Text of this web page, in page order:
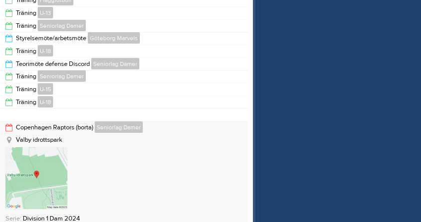
Träning U-13
Träning Seniorlag Damer
Styrelsemöte/arbetsmöte Göteborg Marvels
Träning U-18
Teorimöte defense Discord Seniorlag Damer
Träning Seniorlag Damer
Träning U-15
Träning U-18
Copenhagen Raptors (borta) Seniorlag Damer
Valby idrottspark
Serie: Division 1 Dam 2024